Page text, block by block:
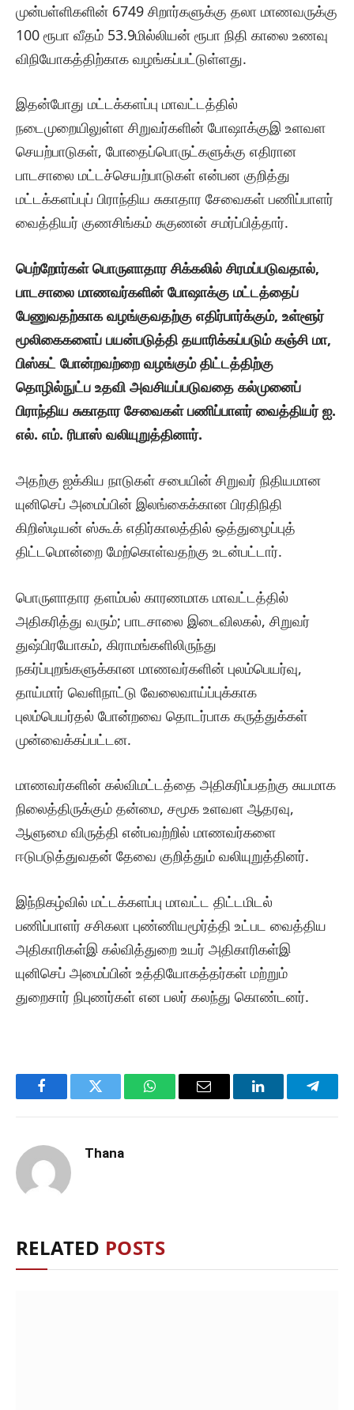
முன்பள்ளிகளின் 6749 சிறார்களுக்கு தலா மாணவருக்கு
100 ரூபா வீதம் 53.9மில்லியன் ரூபா நிதி காலை உணவு
விநியோகத்திற்காக வழங்கப்பட்டுள்ளது.
இதன்போது மட்டக்களப்பு மாவட்டத்தில்
நடைமுறையிலுள்ள சிறுவர்களின் போஷாக்குஇ உளவள
செயற்பாடுகள், போதைப்பொருட்களுக்கு எதிரான
பாடசாலை மட்டச்செயற்பாடுகள் என்பன குறித்து
மட்டக்களப்புப் பிராந்திய சுகாதார சேவைகள் பணிப்பாளர்
வைத்தியர் குணசிங்கம் சுகுணன் சமர்ப்பித்தார்.
பெற்றோர்கள் பொருளாதார சிக்கலில் சிரமப்படுவதால்,
பாடசாலை மாணவர்களின் போஷாக்கு மட்டத்தைப்
பேணுவதற்காக வழங்குவதற்கு எதிர்பார்க்கும், உள்ளூர்
மூலிகைகளைப் பயன்படுத்தி தயாரிக்கப்படும் கஞ்சி மா,
பிஸ்கட் போன்றவற்றை வழங்கும் திட்டத்திற்கு
தொழில்நுட்ப உதவி அவசியப்படுவதை கல்முனைப்
பிராந்திய சுகாதார சேவைகள் பணிப்பாளர் வைத்தியர் ஐ.
எல். எம். ரிபாஸ் வலியுறுத்தினார்.
அதற்கு ஐக்கிய நாடுகள் சபையின் சிறுவர் நிதியமான
யுனிசெப் அமைப்பின் இலங்கைக்கான பிரதிநிதி
கிறிஸ்டியன் ஸ்கூக் எதிர்காலத்தில் ஒத்துழைப்புத்
திட்டமொன்றை மேற்கொள்வதற்கு உடன்பட்டார்.
பொருளாதார தளம்பல் காரணமாக மாவட்டத்தில்
அதிகரித்து வரும்; பாடசாலை இடைவிலகல், சிறுவர்
துஷ்பிரயோகம், கிராமங்களிலிருந்து
நகர்ப்புறங்களுக்கான மாணவர்களின் புலம்பெயர்வு,
தாய்மார் வெளிநாட்டு வேலைவாய்ப்புக்காக
புலம்பெயர்தல் போன்றவை தொடர்பாக கருத்துக்கள்
முன்வைக்கப்பட்டன.
மாணவர்களின் கல்விமட்டத்தை அதிகரிப்பதற்கு சுயமாக
நிலைத்திருக்கும் தன்மை, சமூக உளவள ஆதரவு,
ஆளுமை விருத்தி என்பவற்றில் மாணவர்களை
ஈடுபடுத்துவதன் தேவை குறித்தும் வலியுறுத்தினர்.
இந்நிகழ்வில் மட்டக்களப்பு மாவட்ட திட்டமிடல்
பணிப்பாளர் சசிகலா புண்ணியமூர்த்தி உட்பட வைத்திய
அதிகாரிகள்இ கல்வித்துறை உயர் அதிகாரிகள்இ
யுனிசெப் அமைப்பின் உத்தியோகத்தர்கள் மற்றும்
துறைசார் நிபுணர்கள் என பலர் கலந்து கொண்டனர்.
FacebookTwitter WhatsAppEmail LinkedIn
Thana
RELATED POSTS